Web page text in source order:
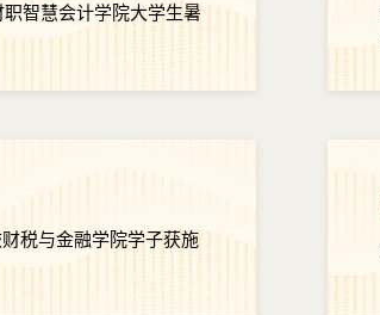
智慧会计学院大学生暑
税与金融学院学子获施